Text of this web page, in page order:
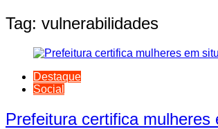
Tag: vulnerabilidades
Destaque
Social
Prefeitura certifica